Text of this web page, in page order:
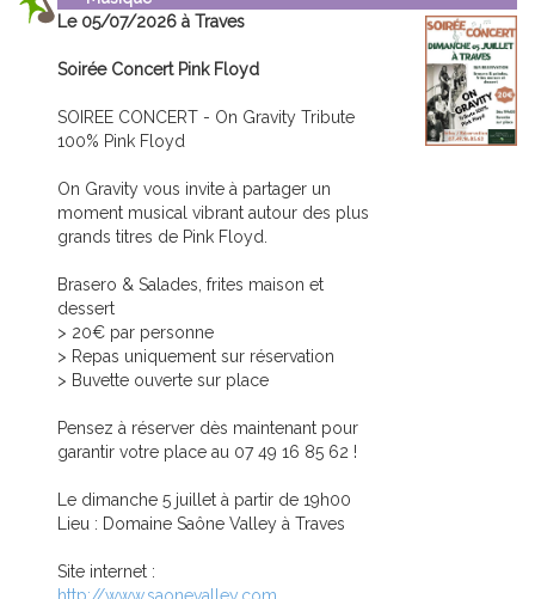
Le 05/07/2026 à Traves
Soirée Concert Pink Floyd
SOIREE CONCERT - On Gravity Tribute
100% Pink Floyd
On Gravity vous invite à partager un
moment musical vibrant autour des plus
grands titres de Pink Floyd.
Brasero & Salades, frites maison et
dessert
> 20€ par personne
> Repas uniquement sur réservation
> Buvette ouverte sur place
Pensez à réserver dès maintenant pour
garantir votre place au 07 49 16 85 62 !
Le dimanche 5 juillet à partir de 19h00
Lieu : Domaine Saône Valley à Traves
Site internet :